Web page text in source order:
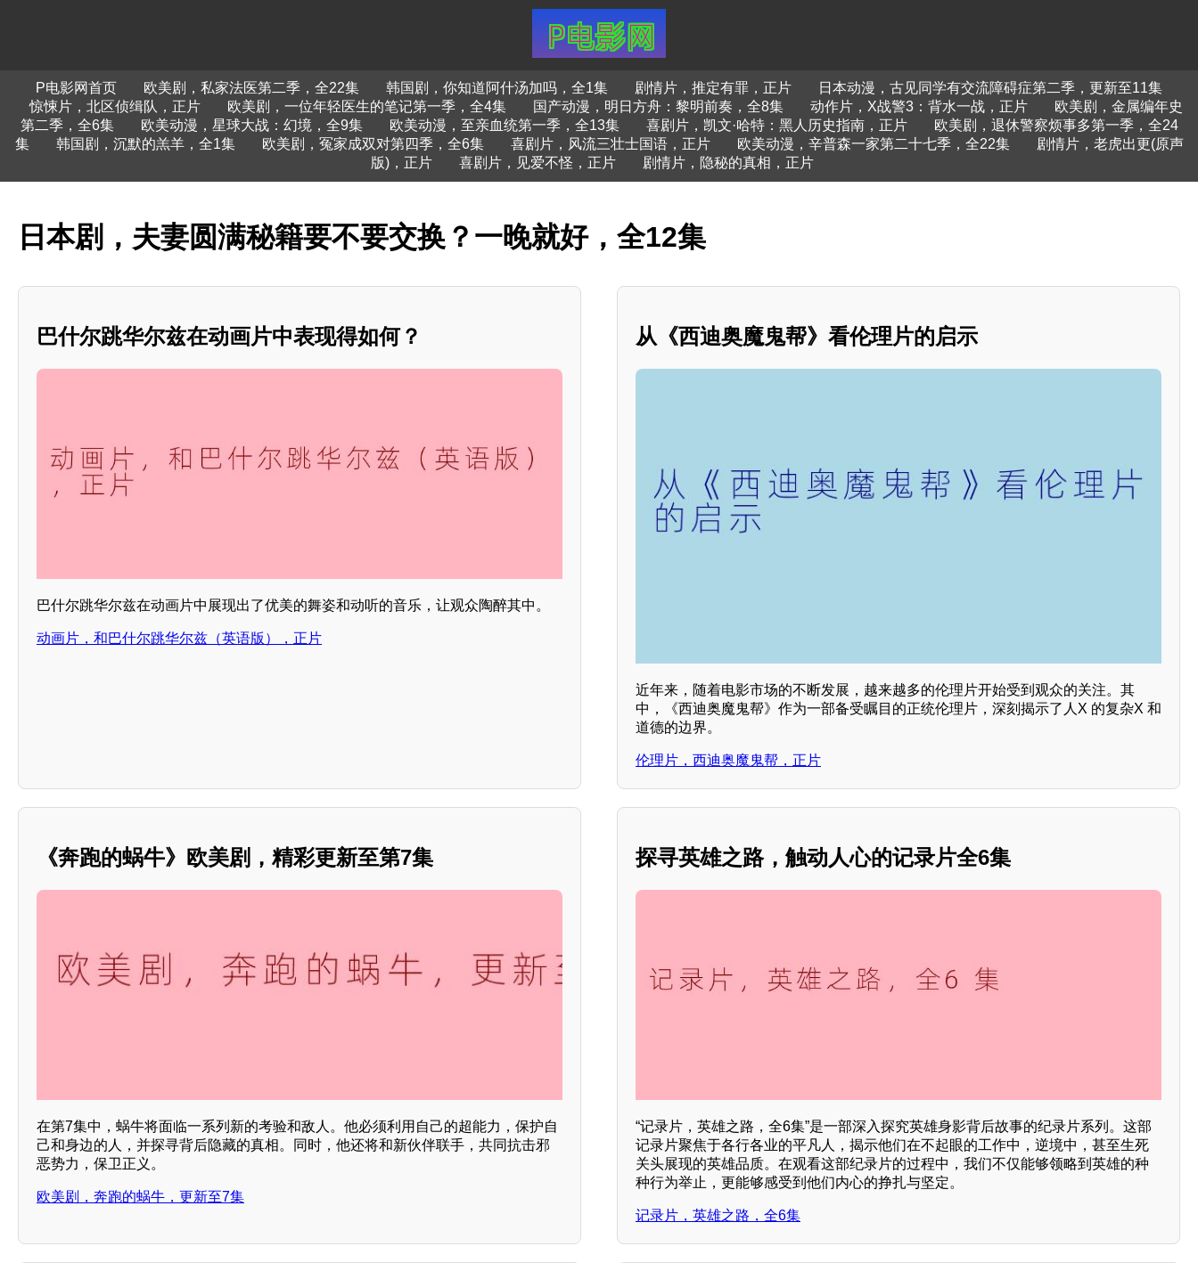
P电影网首页 欧美剧，私家法医第二季，全22集 韩国剧，你知道阿什汤加吗，全1集 剧情片，推定有罪，正片
日本动漫，古见同学有交流障碍症第二季，更新至11集
惊悚片，北区侦缉队，正片
欧美剧，一位年轻医生的笔记第一季，全4集 国产动漫，明日方舟：黎明前奏，全8集 动作片，X战警3：背水一战，正片
欧美剧，金属编年史
第二季，全6集
欧美动漫，星球大战：幻境，全9集 欧美动漫，至亲血统第一季，全13集 喜剧片，凯文·哈特：黑人历史指南，正片
欧美剧，退休警察烦事多第一季，全24
集
韩国剧，沉默的羔羊，全1集 欧美剧，冤家成双对第四季，全6集 喜剧片，风流三壮士国语，正片 欧美动漫，辛普森一家第二十七季，全22集
剧情片，老虎出更(原声
版)，正片
喜剧片，见爱不怪，正片 剧情片，隐秘的真相，正片
日本剧，夫妻圆满秘籍要不要交换？一晚就好，全12集
巴什尔跳华尔兹在动画片中表现得如何？
巴什尔跳华尔兹在动画片中展现出了优美的舞姿和动听的音乐，让观众陶醉其中。
动画片，和巴什尔跳华尔兹（英语版），正片
从《西迪奥魔鬼帮》看伦理片的启示
近年来，随着电影市场的不断发展，越来越多的伦理片开始受到观众的关注。其
中，《西迪奥魔鬼帮》作为一部备受瞩目的正统伦理片，深刻揭示了人X 的复杂X 和
道德的边界。
伦理片，西迪奥魔鬼帮，正片
《奔跑的蜗牛》欧美剧，精彩更新至第7集
在第7集中，蜗牛将面临一系列新的考验和敌人。他必须利用自己的超能力，保护自
己和身边的人，并探寻背后隐藏的真相。同时，他还将和新伙伴联手，共同抗击邪
恶势力，保卫正义。
欧美剧，奔跑的蜗牛，更新至7集
探寻英雄之路，触动人心的记录片全6集
“记录片，英雄之路，全6集”是一部深入探究英雄身影背后故事的纪录片系列。这部
记录片聚焦于各行各业的平凡人，揭示他们在不起眼的工作中，逆境中，甚至生死
关头展现的英雄品质。在观看这部纪录片的过程中，我们不仅能够领略到英雄的种
种行为举止，更能够感受到他们内心的挣扎与坚定。
记录片，英雄之路，全6集